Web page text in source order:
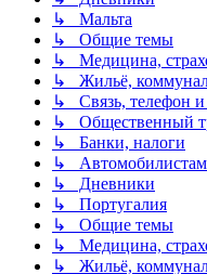
↳ Мальта
↳ Общие темы
↳ Медицина,
↳ Жильё,
↳ Связь, телефон и
↳ Общественный
↳ Банки, налоги
↳ Автомобилистам
↳ Дневники
↳ Португалия
↳ Общие темы
↳ Медицина,
↳ Жильё,